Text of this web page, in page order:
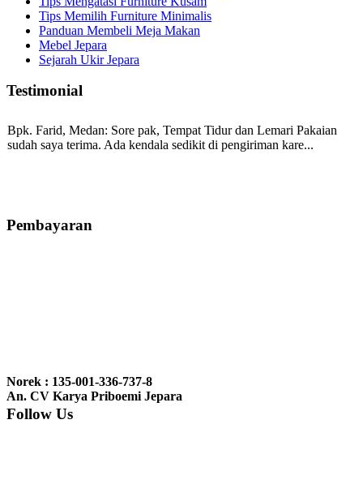
Tips Memilih Furniture Minimalis
Panduan Membeli Meja Makan
Mebel Jepara
Sejarah Ukir Jepara
Testimonial
Bpk. Farid, Medan: Sore pak, Tempat Tidur dan Lemari Pakaian
sudah saya terima. Ada kendala sedikit di pengiriman kare...
bale2 dan kursi teras saya sudah saya terima dan p...
nyesel deh beli geby...
Pembayaran
Norek : 135-001-336-737-8
An. CV Karya Priboemi Jepara
Follow Us